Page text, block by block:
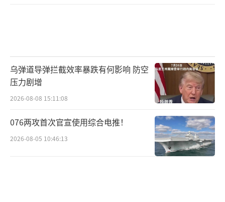
澳大利亚中任意一国“与中国开战”，廷德尔
或关岛安德森基地都将成为“最优先被考虑的
目标”，因此，美国需要寻找替代方案，包括
此前在威克岛和提尼安岛（天宁岛）上恢复二
战机场，澳大利亚也在寻求空军基地被毁或受
损时也能使用航空兵力的方法，尽管“Dura-Ba
se”无法作为跑道起降飞机，但可以依托现有
乌弹道导弹拦截效率暴跌有何影响 防空
压力剧增
2026-08-08 15:11:08
076两攻首次官宣使用综合电推！
2026-08-05 10:46:13